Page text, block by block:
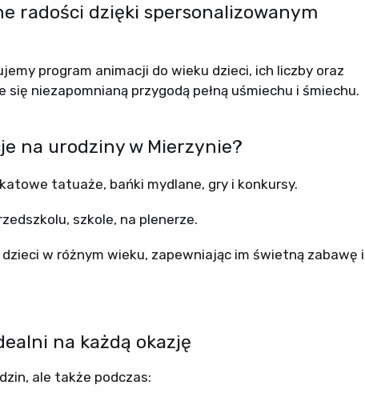
radości dzięki spersonalizowanym
program animacji do wieku dzieci, ich liczby oraz
niezapomnianą przygodą pełną uśmiechu i śmiechu.
na urodziny w Mierzynie?
tatuaże, bańki mydlane, gry i konkursy.
szkole, na plenerze.
w różnym wieku, zapewniając im świetną zabawę i
na każdą okazję
ale także podczas: